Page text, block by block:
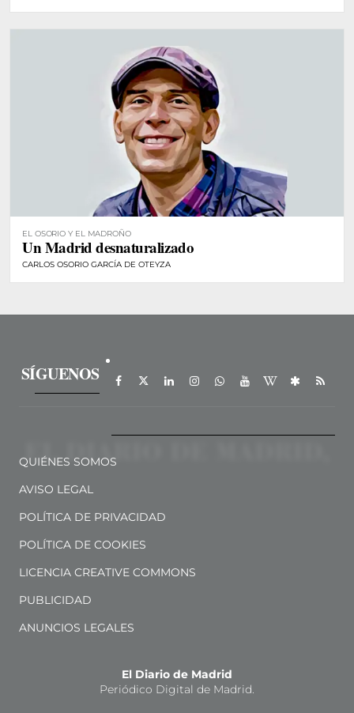
EL OSORIO Y EL MADROÑO
Un Madrid desnaturalizado
CARLOS OSORIO GARCÍA DE OTEYZA
SÍGUENOS
QUIÉNES SOMOS
AVISO LEGAL
POLÍTICA DE PRIVACIDAD
POLÍTICA DE COOKIES
LICENCIA CREATIVE COMMONS
PUBLICIDAD
ANUNCIOS LEGALES
El Diario de Madrid
Periódico Digital de Madrid.